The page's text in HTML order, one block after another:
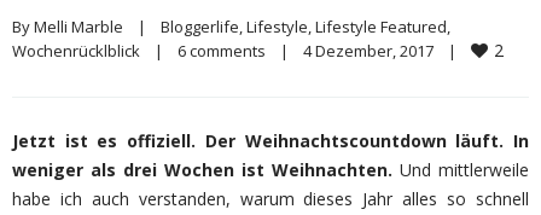
By Melli Marble | Bloggerlife, Lifestyle, Lifestyle Featured
Wochenrücklblick
| 6 comments | 4 Dezember, 2017 | 2
Jetzt ist es offiziell. Der Weihnachtscountdown läuft. In
weniger als drei Wochen ist Weihnachten. Und mittlerweile
habe ich auch verstanden, warum dieses Jahr alles so schnell